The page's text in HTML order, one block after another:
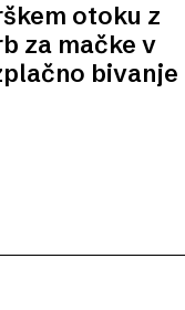
otoku z
za mačke v
bivanje